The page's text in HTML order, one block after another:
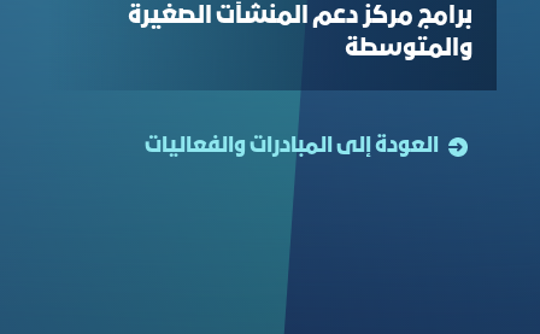
برامج مركز دعم المنشآت الصغيرة
والمتوسطة
العودة إلى المبادرات والفعاليات